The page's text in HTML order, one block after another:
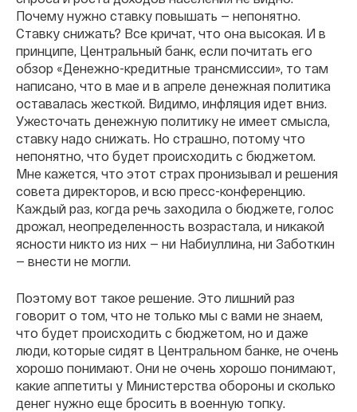
Почему нужно ставку повышать — непонятно.
Ставку снижать? Все кричат, что она высокая. И в
принципе, Центральный банк, если почитать его
обзор «Денежно-кредитные трансмиссии», то там
написано, что в мае и в апреле денежная политика
оставалась жесткой. Видимо, инфляция идет вниз.
Ужесточать денежную политику не имеет смысла,
ставку надо снижать. Но страшно, потому что
непонятно, что будет происходить с бюджетом.
Мне кажется, что этот страх пронизывал и решения
совета директоров, и всю пресс-конференцию.
Каждый раз, когда речь заходила о бюджете, голос
дрожал, неопределенность возрастала, и никакой
ясности никто из них — ни Набиуллина, ни Заботкин
— внести не могли.
Поэтому вот такое решение. Это лишний раз
говорит о том, что не только мы с вами не знаем,
что будет происходить с бюджетом, но и даже
люди, которые сидят в Центральном банке, не очень
хорошо понимают. Они не очень хорошо понимают,
какие аппетиты у Министерства обороны и сколько
денег нужно еще бросить в военную топку.